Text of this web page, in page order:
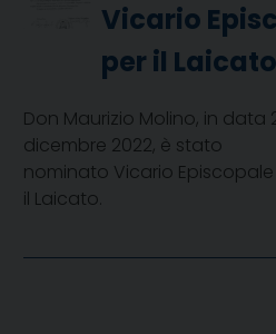
Vicario
per il Laicato
Don Maurizio Molino, in data
dicembre 2022, è stato
nominato Vicario
il Laicato.